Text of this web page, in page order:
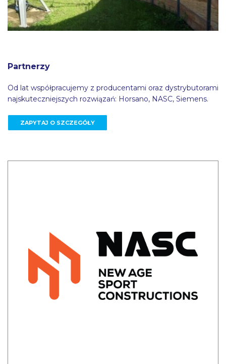
Partnerzy
Od lat współpracujemy z producentami oraz dystrybutorami
najskuteczniejszych rozwiązań: Horsano, NASC, Siemens.
ZAPYTAJ O SZCZEGÓŁY